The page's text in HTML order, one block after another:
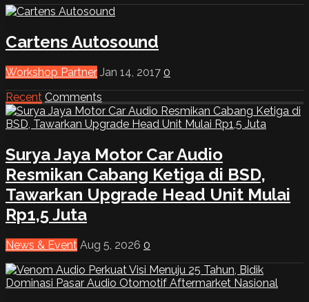
Cartens Autosound
Workshop Partner Jan 14, 2017 0
Recent Comments
Surya Jaya Motor Car Audio
Resmikan Cabang Ketiga di BSD,
Tawarkan Upgrade Head Unit Mulai
Rp1,5 Juta
News & Event Aug 5, 2026 0